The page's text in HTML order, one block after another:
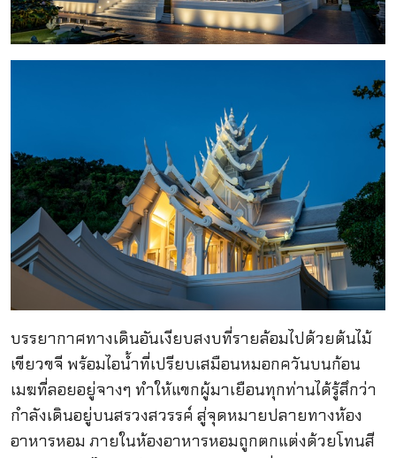
บรรยากาศทางเดินอันเงียบสงบที่รายล้อมไปด้วยต้นไม้
เขียวขจี พร้อมไอน้ำที่เปรียบเสมือนหมอกควันบนก้อน
เมฆที่ลอยอยู่จางๆ ทำให้แขกผู้มาเยือนทุกท่านได้รู้สึกว่า
กำลังเดินอยู่บนสรวงสวรรค์ สู่จุดหมายปลายทางห้อง
อาหารหอม ภายในห้องอาหารหอมถูกตกแต่งด้วยโทนสี